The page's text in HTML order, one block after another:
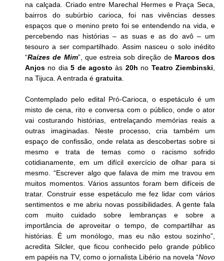
na calçada. Criado entre Marechal Hermes e Praça Seca,
bairros do subúrbio carioca, foi nas vivências desses
espaços que o menino preto foi se entendendo na vida, e
percebendo nas histórias – as suas e as do avô – um
tesouro a ser compartilhado. Assim nasceu o solo inédito
“Raízes de Mim”, que estreia sob direção de Marcos dos
Anjos no dia 5 de agosto às 20h no Teatro Ziembinski,
na Tijuca. A entrada é gratuita.
Contemplado pelo edital Pró-Carioca, o espetáculo é um
misto de cena, rito e conversa com o público, onde o ator
vai costurando histórias, entrelaçando memórias reais a
outras imaginadas. Neste processo, cria também um
espaço de confissão, onde relata as descobertas sobre si
mesmo e trata de temas como o racismo sofrido
cotidianamente, em um difícil exercício de olhar para si
mesmo. “Escrever algo que falava de mim me travou em
muitos momentos. Vários assuntos foram bem difíceis de
tratar. Construir esse espetáculo me fez lidar com vários
sentimentos e me abriu novas possibilidades. A gente fala
com muito cuidado sobre lembranças e sobre a
importância de aproveitar o tempo, de compartilhar as
histórias. É um monólogo, mas eu não estou sozinho”,
acredita Silcler, que ficou conhecido pelo grande público
em papéis na TV, como o jornalista Libério na novela “Novo